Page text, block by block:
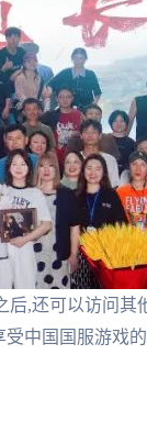
后,还可以访问其
中国国服游戏